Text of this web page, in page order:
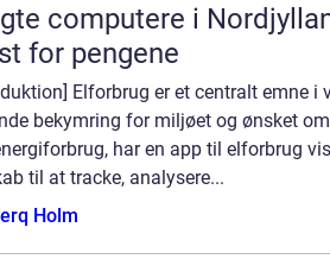
computere i
for pengene
Elforbrug er et centralt emne i
bekymring for miljøet og ønsket
har en app til elforbrug
til at tracke, analysere...
Holm